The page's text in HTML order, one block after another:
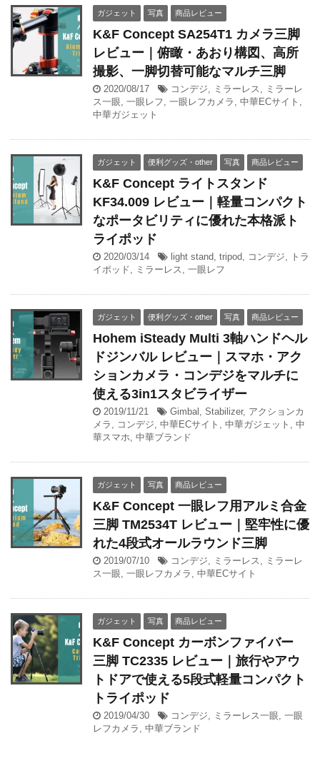
ガジェット 写真 商品レビュー
K&F Concept SA254T1 カメラ三脚
レビュー｜俯瞰・あおり構図、高所
撮影、一脚切替可能なマルチ三脚
2020/08/17 コンデジ ミラーレス
ミラーレ
ス一眼 一眼レフ 一眼レフカメラ 中華ECサイト
中華ガジェット
ガジェット 便利グッズ・other 写真 商品レビュー
K&F Concept ライトスタンド
KF34.009 レビュー｜軽量コンパクト
なポータビリティに優れた本格派ト
ライポッド
2020/03/14 light stand tripod コンデジ
トラ
イポッド
ミラーレス 一眼レフ
ガジェット 便利グッズ・other 写真 商品レビュー
Hohem iSteady Multi 3軸ハンドヘル
ドジンバル レビュー｜スマホ・アク
ションカメラ・コンデジをマルチに
使える3in1スタビライザー
2019/11/21 Gimbal Stabilizer, アクションカ
メラ
コンデジ 中華ECサイト 中華ガジェット
中
華スマホ 中華ブランド
ガジェット 写真 商品レビュー
K&F Concept 一眼レフ用アルミ合金
三脚 TM2534T レビュー｜堅牢性に優
れた4段式オールラウンド三脚
2019/07/10 コンデジ ミラーレス
ミラーレ
ス一眼 一眼レフカメラ 中華ECサイト
ガジェット 写真 商品レビュー
K&F Concept カーボンファイバー
三脚 TC2335 レビュー｜旅行やアウ
トドアで使える5段式軽量コンパクト
トライポッド
2019/04/30 コンデジ ミラーレス一眼 一眼
レフカメラ
中華ブランド